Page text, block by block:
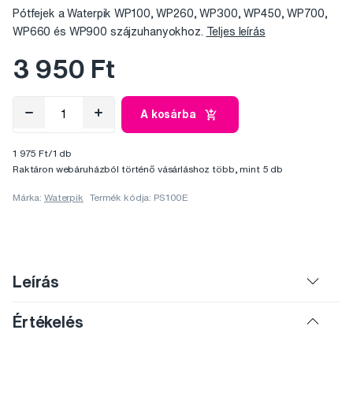
Pótfejek a Waterpik WP100, WP260, WP300, WP450, WP700,
WP660 és WP900 szájzuhanyokhoz. Teljes leírás
3 950 Ft
A kosárba
1 975 Ft/1 db
Raktáron webáruházból történő vásárláshoz több, mint 5 db
Márka:Waterpik Termék kódja: PS100E
Leírás
Értékelés